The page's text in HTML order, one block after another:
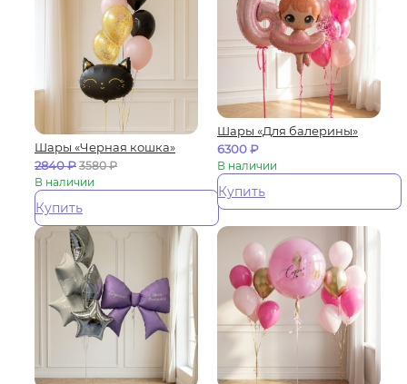
Шары «Черная кошка»
2840₽ 3580₽
В наличии
Купить
Шары «Для балерины»
6300₽
В наличии
Купить